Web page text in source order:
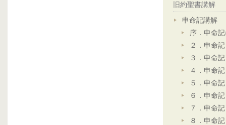
旧約聖書講解
申命記講解
序．申命
２．申命
３．申命
４．申命
５．申命
６．申命
７．申命
８．申命